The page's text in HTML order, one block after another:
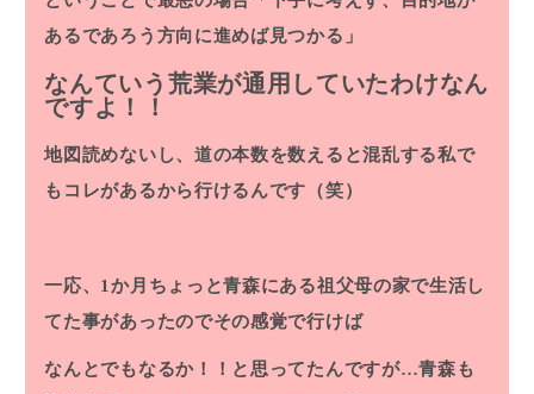
あるであろう方向に進めば見つかる」
なんていう荒業が通用していたわけなん
ですよ！！
地図読めないし、道の本数を数えると混乱する私で
もコレがあるから行けるんです（笑）
一応、1か月ちょっと青森にある祖父母の家で生活し
てた事があったのでその感覚で行けば
なんとでもなるか！！と思ってたんですが…青森も